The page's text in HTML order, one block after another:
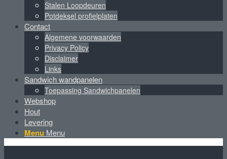
Stalen Loopdeuren
Potdeksel profielplaten
Contact
Algemene voorwaarden
Privacy Policy
Disclaimer
Links
Sandwich wandpanelen
Toepassing Sandwichpanelen
Webshop
Hout
Levering
Menu Menu